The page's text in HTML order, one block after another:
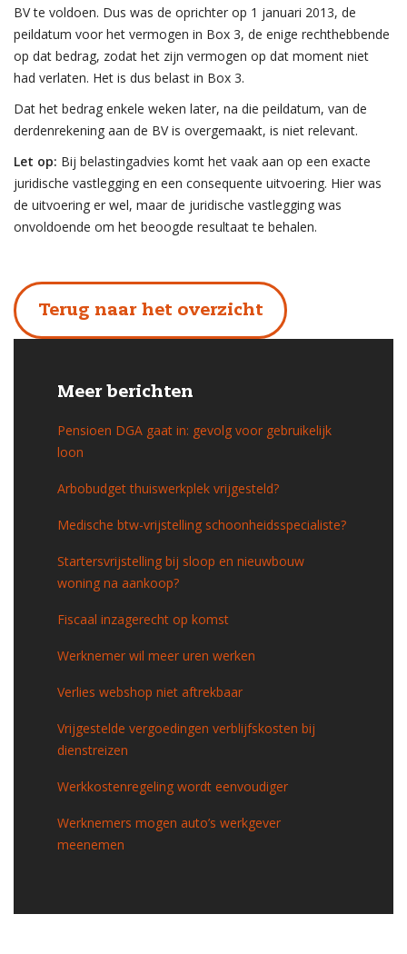
BV te voldoen. Dus was de oprichter op 1 januari 2013, de
peildatum voor het vermogen in Box 3, de enige rechthebbende
op dat bedrag, zodat het zijn vermogen op dat moment niet
had verlaten. Het is dus belast in Box 3.
Dat het bedrag enkele weken later, na die peildatum, van de
derdenrekening aan de BV is overgemaakt, is niet relevant.
Let op: Bij belastingadvies komt het vaak aan op een exacte
juridische vastlegging en een consequente uitvoering. Hier was
de uitvoering er wel, maar de juridische vastlegging was
onvoldoende om het beoogde resultaat te behalen.
Terug naar het overzicht
Meer berichten
Pensioen DGA gaat in: gevolg voor gebruikelijk
loon
Arbobudget thuiswerkplek vrijgesteld?
Medische btw-vrijstelling schoonheidsspecialiste?
Startersvrijstelling bij sloop en nieuwbouw
woning na aankoop?
Fiscaal inzagerecht op komst
Werknemer wil meer uren werken
Verlies webshop niet aftrekbaar
Vrijgestelde vergoedingen verblijfskosten bij
dienstreizen
Werkkostenregeling wordt eenvoudiger
Werknemers mogen auto’s werkgever
meenemen